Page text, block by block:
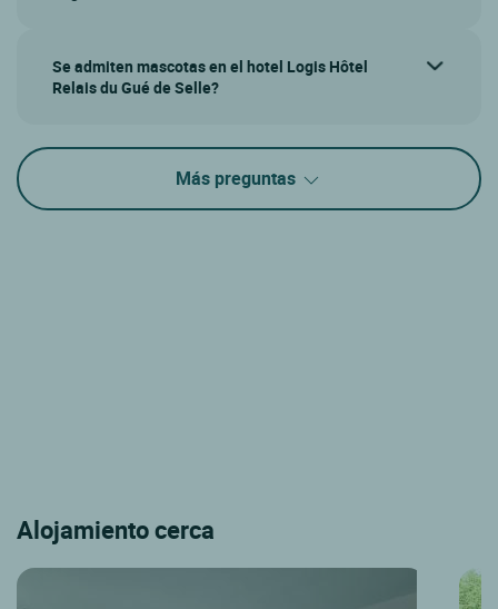
Se admiten mascotas en el hotel Logis Hôtel
Relais du Gué de Selle?
Más preguntas
Alojamiento cerca